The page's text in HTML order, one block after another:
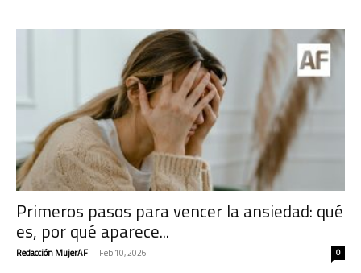
Primeros pasos para vencer la ansiedad: qué
es, por qué aparece...
Redacción MujerAF - Feb 10, 2026 0